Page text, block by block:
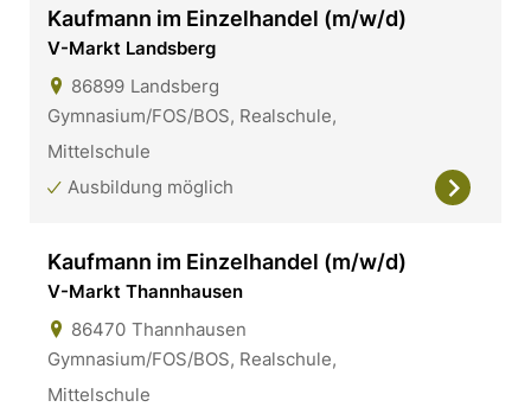
Kaufmann im Einzelhandel (m/w/d)
V-Markt Landsberg
86899 Landsberg
Gymnasium/FOS/BOS, Realschule,
Mittelschule
Ausbildung möglich
Kaufmann im Einzelhandel (m/w/d)
V-Markt Thannhausen
86470 Thannhausen
Gymnasium/FOS/BOS, Realschule,
Mittelschule